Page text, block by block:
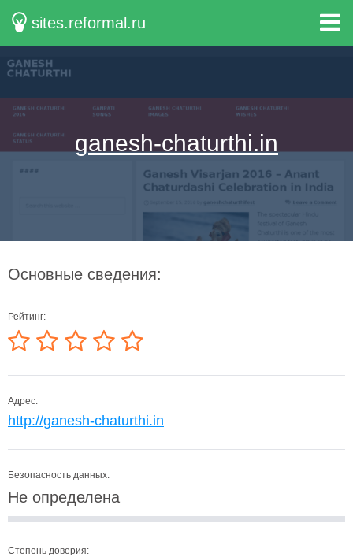
sites.reformal.ru
ganesh-chaturthi.in
Основные сведения:
Рейтинг:
Адрес:
http://ganesh-chaturthi.in
Безопасность данных:
Не определена
Степень доверия: